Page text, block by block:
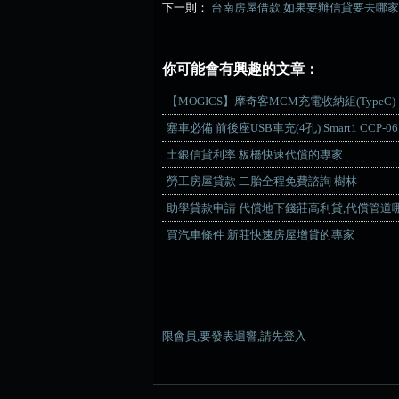
下一則： 台南房屋借款 如果要辦信貸要去哪
你可能會有興趣的文章：
【MOGICS】摩奇客MCM充電收納組(TypeC)
塞車必備 前後座USB車充(4孔) Smart1 CCP-06
土銀信貸利率 板橋快速代償的專家
勞工房屋貸款 二胎全程免費諮詢 樹林
助學貸款申請 代償地下錢莊高利貸,代償管道
買汽車條件 新莊快速房屋增貸的專家
限會員,要發表迴響,請先登入